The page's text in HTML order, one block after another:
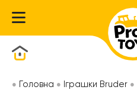
Головна Іграшки Bruder
Каталог товарів